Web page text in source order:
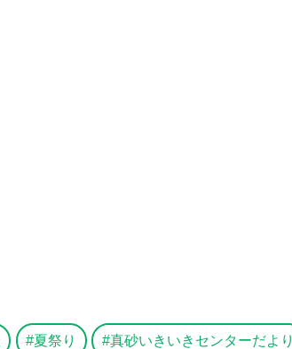
夏祭り 真砂いきいきセンターだより